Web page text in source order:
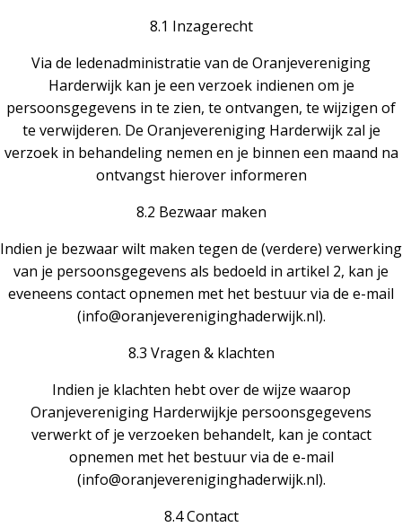
8.1 Inzagerecht
Via de ledenadministratie van de Oranjevereniging
Harderwijk kan je een verzoek indienen om je
persoonsgegevens in te zien, te ontvangen, te wijzigen of
te verwijderen. De Oranjevereniging Harderwijk zal je
verzoek in behandeling nemen en je binnen een maand na
ontvangst hierover informeren
8.2 Bezwaar maken
Indien je bezwaar wilt maken tegen de (verdere) verwerking
van je persoonsgegevens als bedoeld in artikel 2, kan je
eveneens contact opnemen met het bestuur via de e-mail
(info@oranjevereniginghaderwijk.nl).
8.3 Vragen & klachten
Indien je klachten hebt over de wijze waarop
Oranjevereniging Harderwijkje persoonsgegevens
verwerkt of je verzoeken behandelt, kan je contact
opnemen met het bestuur via de e-mail
(info@oranjevereniginghaderwijk.nl).
8.4 Contact